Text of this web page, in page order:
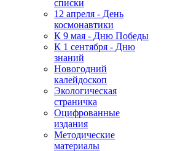
списки
12 апреля - День
космонавтики
К 9 мая - Дню Победы
К 1 сентября - Дню
знаний
Новогодний
калейдоскоп
Экологическая
страничка
Оцифрованные
издания
Методические
материалы